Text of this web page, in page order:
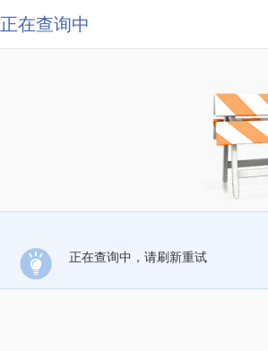
正在查询中
正在查询中，请刷新重试